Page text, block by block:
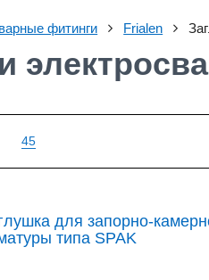
фитинги Frialen
45
для запорно-
типа SPAK